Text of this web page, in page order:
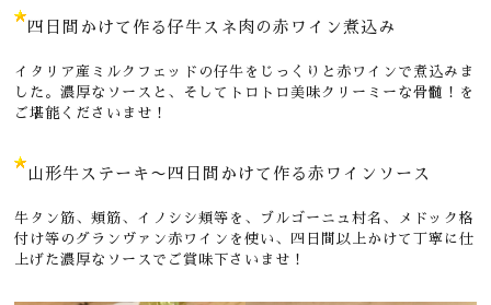
四日間かけて作る仔牛スネ肉の赤ワイン煮込み
イタリア産ミルクフェッドの仔牛をじっくりと赤ワインで煮込みま
した。濃厚なソースと、そしてトロトロ美味クリーミーな骨髄！を
ご堪能くださいませ！
山形牛ステーキ〜四日間かけて作る赤ワインソース
牛タン筋、頬筋、イノシシ頬等を、ブルゴーニュ村名、メドック格
付け等のグランヴァン赤ワインを使い、四日間以上かけて丁寧に仕
上げた濃厚なソースでご賞味下さいませ！